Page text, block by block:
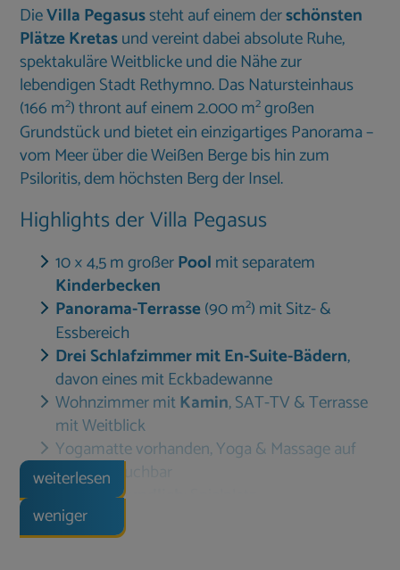
DieVilla Pegasussteht auf einem derschönsten
Plätze Kretasund vereint dabei absolute Ruhe,
spektakuläre Weitblicke und die Nähe zur
lebendigen Stadt Rethymno. Das Natursteinhaus
(166 m2) thront auf einem 2.000 m2großen
Grundstück und bietet ein einzigartiges Panorama –
vom Meer über die Weißen Berge bis hin zum
Psiloritis, dem höchsten Berg der Insel.
Highlights der Villa Pegasus
10 × 4,5 m großerPoolmit separatem
Kinderbecken
Panorama-Terrasse(90 m2) mit Sitz- &
Essbereich
Drei Schlafzimmer mit En-Suite-Bädern,
davon eines mit Eckbadewanne
Wohnzimmer mitKamin, SAT-TV & Terrasse
mit Weitblick
Yogamatte vorhanden, Yoga & Massage auf
Wunsch buchbar
Kinderfreundlich
WLAN ohne Volumenbegrenzung durch
unsim gesamten Haus & Außenbereich
weiterlesen
weniger